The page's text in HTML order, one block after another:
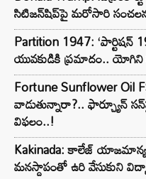
సిటిజన్‌షిప్‌పై మరోసారి
Partition 1947: ‘పార్టిషన్
యువకుడికి ప్రమాదం.. యోగిని
Fortune Sunflower Oil
వాడుతున్నారా?.. ఫార్చ్యూన్
విఫలం..!
Kakinada: కాలేజ్
మనస్దాపంతో ఉరి వేసుకుని